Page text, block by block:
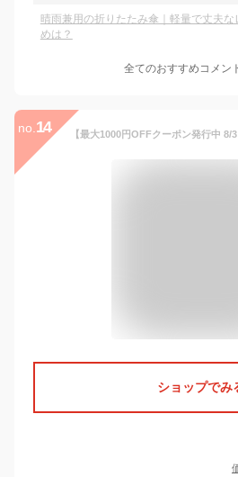
晴雨兼用の折りたたみ傘｜軽量で丈夫
めは？
全てのおすすめコメン
no. 14
ショップでみ